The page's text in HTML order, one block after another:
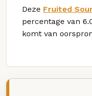
Deze Fruited
percentage van
komt van